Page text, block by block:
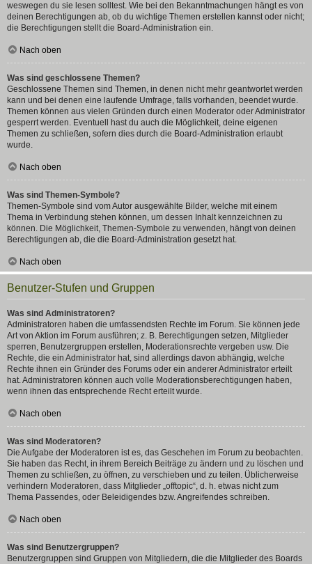
weswegen du sie lesen solltest. Wie bei den Bekanntmachungen hängt es von
deinen Berechtigungen ab, ob du wichtige Themen erstellen kannst oder nicht;
die Berechtigungen stellt die Board-Administration ein.
Nach oben
Was sind geschlossene Themen?
Geschlossene Themen sind Themen, in denen nicht mehr geantwortet werden
kann und bei denen eine laufende Umfrage, falls vorhanden, beendet wurde.
Themen können aus vielen Gründen durch einen Moderator oder Administrator
gesperrt werden. Eventuell hast du auch die Möglichkeit, deine eigenen
Themen zu schließen, sofern dies durch die Board-Administration erlaubt
wurde.
Nach oben
Was sind Themen-Symbole?
Themen-Symbole sind vom Autor ausgewählte Bilder, welche mit einem
Thema in Verbindung stehen können, um dessen Inhalt kennzeichnen zu
können. Die Möglichkeit, Themen-Symbole zu verwenden, hängt von deinen
Berechtigungen ab, die die Board-Administration gesetzt hat.
Nach oben
Benutzer-Stufen und Gruppen
Was sind Administratoren?
Administratoren haben die umfassendsten Rechte im Forum. Sie können jede
Art von Aktion im Forum ausführen; z. B. Berechtigungen setzen, Mitglieder
sperren, Benutzergruppen erstellen, Moderationsrechte vergeben usw. Die
Rechte, die ein Administrator hat, sind allerdings davon abhängig, welche
Rechte ihnen ein Gründer des Forums oder ein anderer Administrator erteilt
hat. Administratoren können auch volle Moderationsberechtigungen haben,
wenn ihnen das entsprechende Recht erteilt wurde.
Nach oben
Was sind Moderatoren?
Die Aufgabe der Moderatoren ist es, das Geschehen im Forum zu beobachten.
Sie haben das Recht, in ihrem Bereich Beiträge zu ändern und zu löschen und
Themen zu schließen, zu öffnen, zu verschieben und zu teilen. Üblicherweise
verhindern Moderatoren, dass Mitglieder „offtopic“, d. h. etwas nicht zum
Thema Passendes, oder Beleidigendes bzw. Angreifendes schreiben.
Nach oben
Was sind Benutzergruppen?
Benutzergruppen sind Gruppen von Mitgliedern, die die Mitglieder des Boards